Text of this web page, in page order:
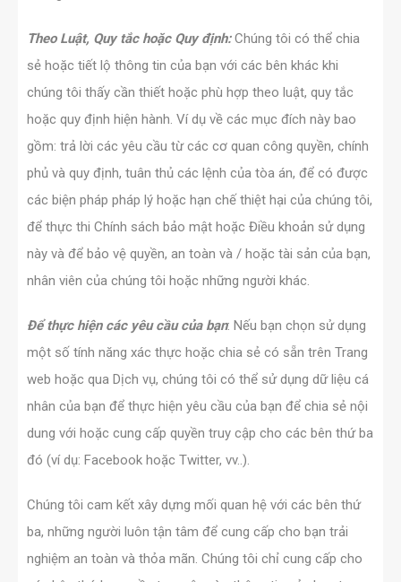
Theo Luật, Quy tắc hoặc Quy định:Chúng tôi có thể chia
sẻ hoặc tiết lộ thông tin của bạn với các bên khác khi
chúng tôi thấy cần thiết hoặc phù hợp theo luật, quy tắc
hoặc quy định hiện hành. Ví dụ về các mục đích này bao
gồm: trả lời các yêu cầu từ các cơ quan công quyền, chính
phủ và quy định, tuân thủ các lệnh của tòa án, để có được
các biện pháp pháp lý hoặc hạn chế thiệt hại của chúng tôi,
để thực thi Chính sách bảo mật hoặc Điều khoản sử dụng
này và để bảo vệ quyền, an toàn và / hoặc tài sản của bạn,
nhân viên của chúng tôi hoặc những người khác.
Để thực hiện các yêu cầu của bạn: Nếu bạn chọn sử dụng
một số tính năng xác thực hoặc chia sẻ có sẵn trên Trang
web hoặc qua Dịch vụ, chúng tôi có thể sử dụng dữ liệu cá
nhân của bạn để thực hiện yêu cầu của bạn để chia sẻ nội
dung với hoặc cung cấp quyền truy cập cho các bên thứ ba
đó (ví dụ: Facebook hoặc Twitter, vv..).
Chúng tôi cam kết xây dựng mối quan hệ với các bên thứ
ba, những người luôn tận tâm để cung cấp cho bạn trải
nghiệm an toàn và thỏa mãn. Chúng tôi chỉ cung cấp cho